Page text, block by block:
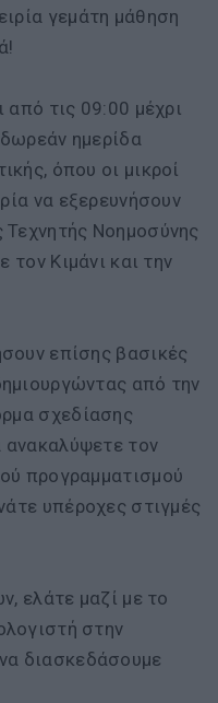
γεμάτη μάθηση
τις 09:00 μέχρι
ημερίδα
όπου οι μικροί
να εξερευνήσουν
Νοημοσύνης
τον Κιμάνι και την
επίσης βασικές
από την
σχεδίασης
ανακαλύψετε τον
προγραμματισμού
υπέροχες στιγμές
ελάτε μαζί με το
στην
διασκεδάσουμε